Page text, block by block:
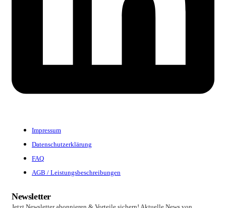
Impressum
Datenschutzerklärung
FAQ
AGB / Leistungsbeschreibungen
Newsletter